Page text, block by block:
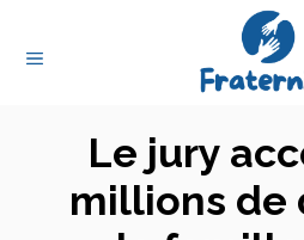
MENU
Le jury
millions de